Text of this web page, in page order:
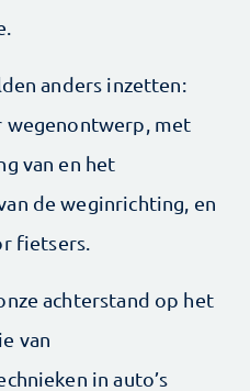
anders inzetten:
wegenontwerp, met
van en het
de weginrichting, en
fietsers.
achterstand op het
van
in auto’s